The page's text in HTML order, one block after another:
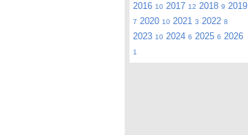
2016 10 2017 12 2018 9 2019
7 2020 10 2021 3 2022 8
2023 10 2024 6 2025 6 2026
1